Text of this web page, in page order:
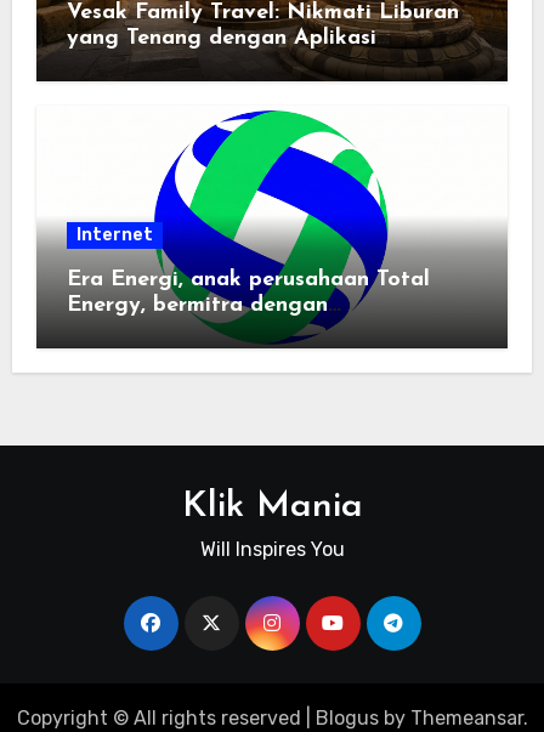
Vesak Family Travel: Nikmati Liburan
yang Tenang dengan Aplikasi
Pemindai PDF
Internet
Era Energi, anak perusahaan Total
Energy, bermitra dengan
Zhuochuangtong untuk mempercepat
transisi energi Indonesia — raksasa
Klik Mania
Will Inspires You
Copyright © All rights reserved Blogusby Themeansar.